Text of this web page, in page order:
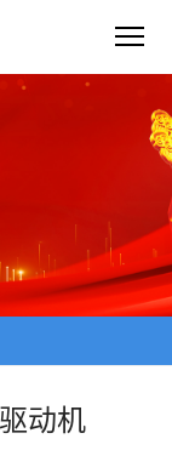
动机